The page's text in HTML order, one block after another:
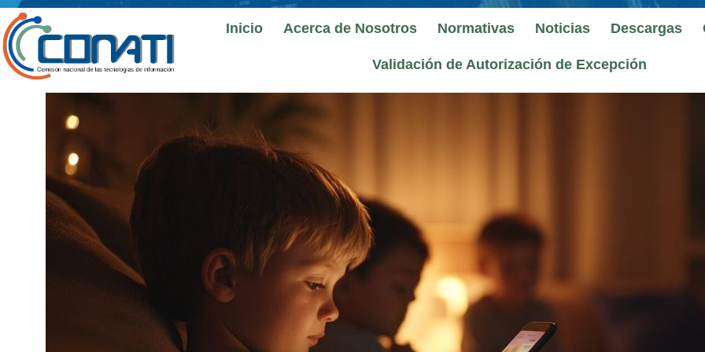
Inicio Acerca de Nosotros Normativas Noticias Descargas
Validación de Autorización de Excepción